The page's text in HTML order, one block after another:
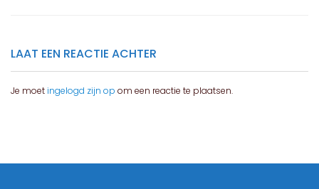
LAAT EEN REACTIE ACHTER
Je moet ingelogd zijn op om een reactie te plaatsen.